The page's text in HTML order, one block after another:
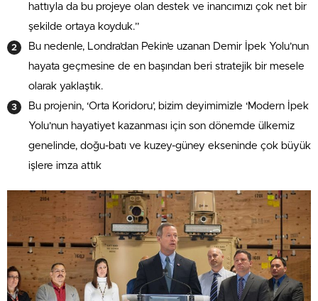
hattıyla da bu projeye olan destek ve inancımızı çok net bir
şekilde ortaya koyduk.”
Bu nedenle, Londra’dan Pekin’e uzanan Demir İpek Yolu’nun
hayata geçmesine de en başından beri stratejik bir mesele
olarak yaklaştık.
Bu projenin, ‘Orta Koridoru’, bizim deyimimizle ‘Modern İpek
Yolu’nun hayatiyet kazanması için son dönemde ülkemiz
genelinde, doğu-batı ve kuzey-güney ekseninde çok büyük
işlere imza attık